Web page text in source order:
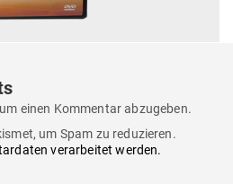
einen Kommentar abzugeben.
um Spam zu reduzieren.
verarbeitet werden.